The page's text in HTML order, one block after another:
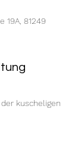
19A, 81249
kuscheligen